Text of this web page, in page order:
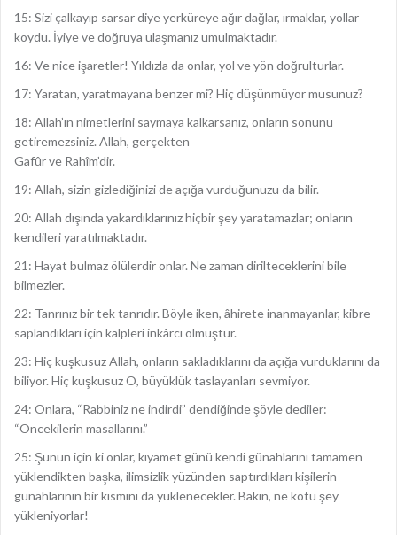
15: Sizi çalkayıp sarsar diye yerküreye ağır dağlar, ırmaklar, yollar
koydu. İyiye ve doğruya ulaşmanız umulmaktadır.
16: Ve nice işaretler! Yıldızla da onlar, yol ve yön doğrulturlar.
17: Yaratan, yaratmayana benzer mi? Hiç düşünmüyor musunuz?
18: Allah’ın nimetlerini saymaya kalkarsanız, onların sonunu
getiremezsiniz. Allah, gerçekten
Gafûr ve Rahîm’dir.
19: Allah, sizin gizlediğinizi de açığa vurduğunuzu da bilir.
20: Allah dışında yakardıklarınız hiçbir şey yaratamazlar; onların
kendileri yaratılmaktadır.
21: Hayat bulmaz ölülerdir onlar. Ne zaman dirilteceklerini bile
bilmezler.
22: Tanrınız bir tek tanrıdır. Böyle iken, âhirete inanmayanlar, kibre
saplandıkları için kalpleri inkârcı olmuştur.
23: Hiç kuşkusuz Allah, onların sakladıklarını da açığa vurduklarını da
biliyor. Hiç kuşkusuz O, büyüklük taslayanları sevmiyor.
24: Onlara, “Rabbiniz ne indirdi” dendiğinde şöyle dediler:
“Öncekilerin masallarını.”
25: Şunun için ki onlar, kıyamet günü kendi günahlarını tamamen
yüklendikten başka, ilimsizlik yüzünden saptırdıkları kişilerin
günahlarının bir kısmını da yüklenecekler. Bakın, ne kötü şey
yükleniyorlar!